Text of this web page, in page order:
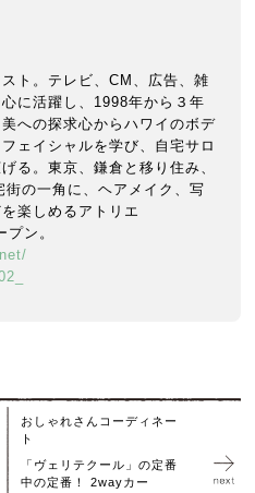
ト。テレビ、CM、広告、雑
に活躍し、1998年から３年
への探求心からハワイのボデ
ェイシャルを学び、自宅サロ
る。東京、鎌倉と移り住み、
の一角に、ヘアメイク、写
楽しめるアトリエ
ン。
おしゃれさんコーディネー
ト
「ヴェリテクール」の定番
中の定番！ 2wayカー